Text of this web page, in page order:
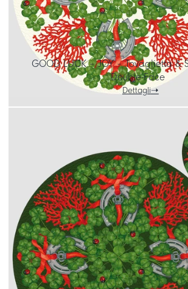
GOOD LUCK – JOY – Tovaglietta &
Double-Face
Dettagli